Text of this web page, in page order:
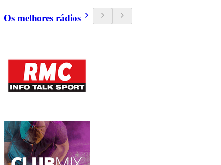
Os melhores rádios